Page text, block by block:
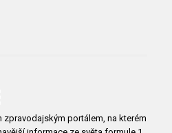
zpravodajským portálem, na kterém